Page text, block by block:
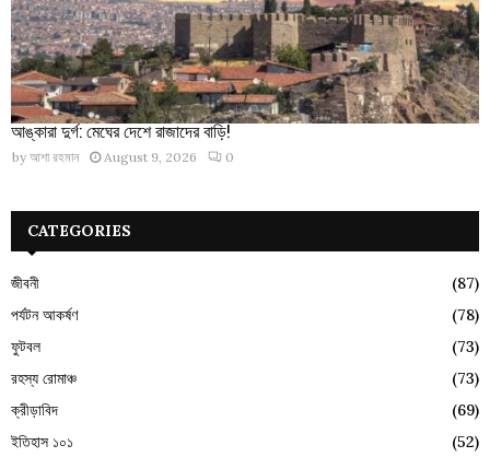
আঙ্কারা দুর্গ: মেঘের দেশে রাজাদের বাড়ি!
by আশা রহমান August 9, 2026 0
CATEGORIES
জীবনী
(87)
পর্যটন আকর্ষণ
(78)
ফুটবল
(73)
রহস্য রোমাঞ্চ
(73)
ক্রীড়াবিদ
(69)
ইতিহাস ১০১
(52)